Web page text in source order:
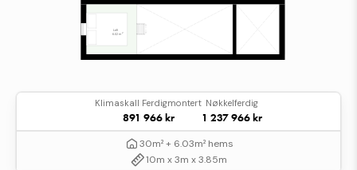
Klimaskall Ferdigmontert
891 966 kr
Nøkkelferdig
1 237 966 kr
30m² + 6.03m² hems
10m x 3m x 3.85m